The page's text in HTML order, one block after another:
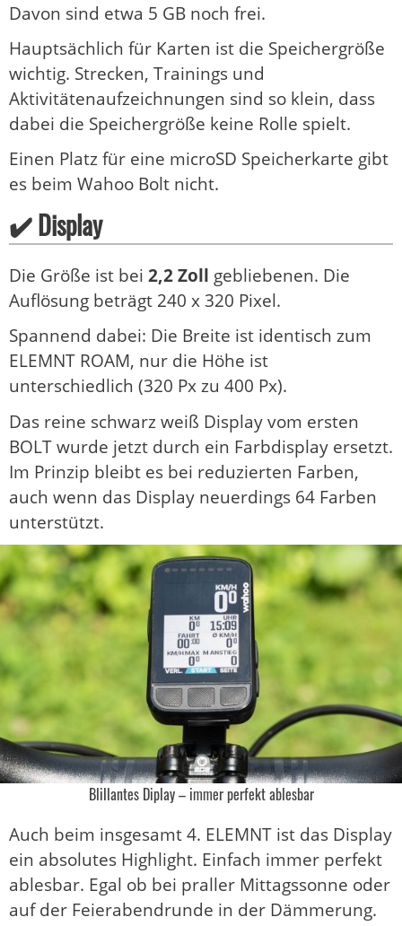
Davon sind etwa 5 GB noch frei.
Hauptsächlich für Karten ist die Speichergröße
wichtig. Strecken, Trainings und
Aktivitätenaufzeichnungen sind so klein, dass
dabei die Speichergröße keine Rolle spielt.
Einen Platz für eine microSD Speicherkarte gibt
es beim Wahoo Bolt nicht.
✔️ Display
Die Größe ist bei 2,2 Zoll gebliebenen. Die
Auflösung beträgt 240 x 320 Pixel.
Spannend dabei: Die Breite ist identisch zum
ELEMNT ROAM, nur die Höhe ist
unterschiedlich (320 Px zu 400 Px).
Das reine schwarz weiß Display vom ersten
BOLT wurde jetzt durch ein Farbdisplay ersetzt.
Im Prinzip bleibt es bei reduzierten Farben,
auch wenn das Display neuerdings 64 Farben
unterstützt.
Blillantes Diplay – immer perfekt ablesbar
Auch beim insgesamt 4. ELEMNT ist das Display
ein absolutes Highlight. Einfach immer perfekt
ablesbar. Egal ob bei praller Mittagssonne oder
auf der Feierabendrunde in der Dämmerung.